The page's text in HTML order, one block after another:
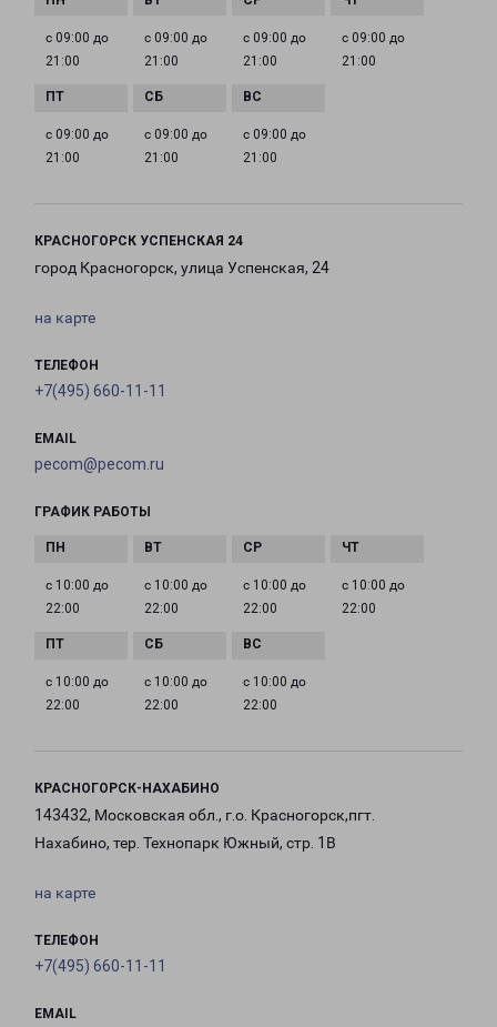
с 09:00 до
21:00
с 09:00 до
21:00
с 09:00 до
21:00
с 09:00 до
21:00
с 09:00 до
21:00
с 09:00 до
21:00
с 09:00 до
21:00
КРАСНОГОРСК УСПЕНСКАЯ 24
город Красногорск, улица Успенская, 24
на карте
ТЕЛЕФОН
+7(495) 660-11-11
EMAIL
pecom@pecom.ru
ГРАФИК РАБОТЫ
с 10:00 до
22:00
с 10:00 до
22:00
с 10:00 до
22:00
с 10:00 до
22:00
с 10:00 до
22:00
с 10:00 до
22:00
с 10:00 до
22:00
КРАСНОГОРСК-НАХАБИНО
143432, Московская обл., г.о. Красногорск,пгт.
Нахабино, тер. Технопарк Южный, стр. 1В
на карте
ТЕЛЕФОН
+7(495) 660-11-11
EMAIL